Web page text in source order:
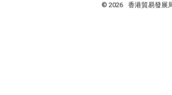
© 2026 香港貿易發展